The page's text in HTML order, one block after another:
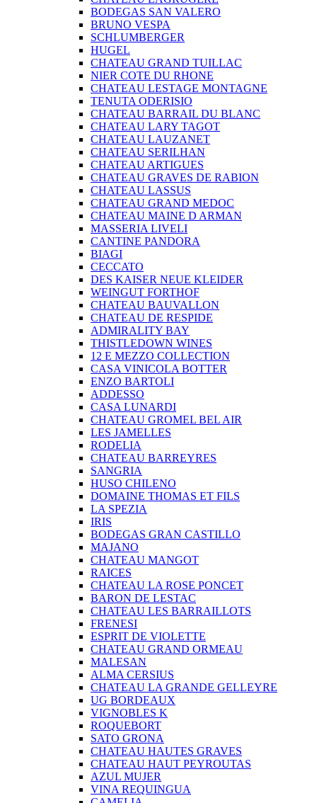
BODEGAS SAN VALERO
BRUNO VESPA
SCHLUMBERGER
HUGEL
CHATEAU GRAND TUILLAC
NIER COTE DU RHONE
CHATEAU LESTAGE MONTAGNE
TENUTA ODERISIO
CHATEAU BARRAIL DU BLANC
CHATEAU LARY TAGOT
CHATEAU LAUZANET
CHATEAU SERILHAN
CHATEAU ARTIGUES
CHATEAU GRAVES DE RABION
CHATEAU LASSUS
CHATEAU GRAND MEDOC
CHATEAU MAINE D ARMAN
MASSERIA LIVELI
CANTINE PANDORA
BIAGI
CECCATO
DES KAISER NEUE KLEIDER
WEINGUT FORTHOF
CHATEAU BAUVALLON
CHATEAU DE RESPIDE
ADMIRALITY BAY
THISTLEDOWN WINES
12 E MEZZO COLLECTION
CASA VINICOLA BOTTER
ENZO BARTOLI
ADDESSO
CASA LUNARDI
CHATEAU GROMEL BEL AIR
LES JAMELLES
RODELIA
CHATEAU BARREYRES
SANGRIA
HUSO CHILENO
DOMAINE THOMAS ET FILS
LA SPEZIA
IRIS
BODEGAS GRAN CASTILLO
MAJANO
CHATEAU MANGOT
RAICES
CHATEAU LA ROSE PONCET
BARON DE LESTAC
CHATEAU LES BARRAILLOTS
FRENESI
ESPRIT DE VIOLETTE
CHATEAU GRAND ORMEAU
MALESAN
ALMA CERSIUS
CHATEAU LA GRANDE GELLEYRE
UG BORDEAUX
VIGNOBLES K
ROQUEBORT
SATO GRONA
CHATEAU HAUTES GRAVES
CHATEAU HAUT PEYROUTAS
AZUL MUJER
VINA REQUINGUA